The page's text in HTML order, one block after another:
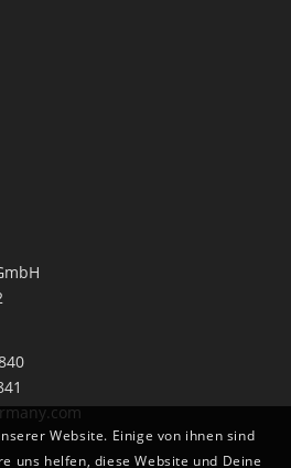
Website. Einige von ihnen sind
uns helfen, diese Website und Deine